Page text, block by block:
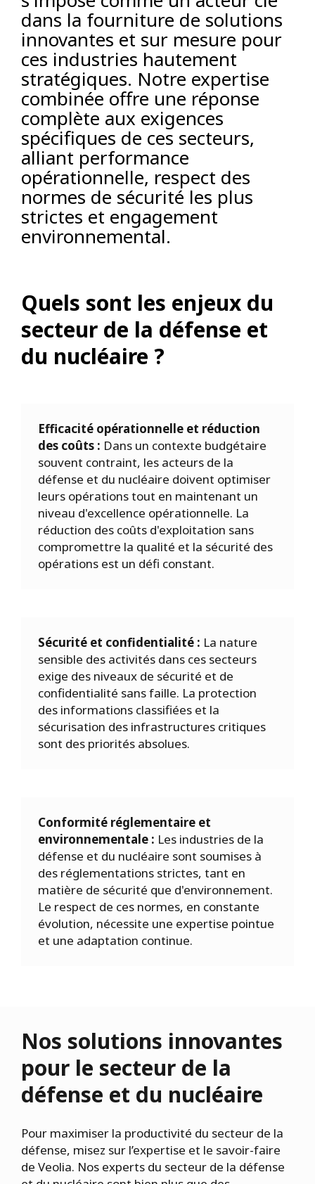
dans la fourniture de solutions
innovantes et sur mesure pour
ces industries hautement
stratégiques. Notre expertise
combinée offre une réponse
complète aux exigences
spécifiques de ces secteurs,
alliant performance
opérationnelle, respect des
normes de sécurité les plus
strictes et engagement
environnemental.
Quels sont les enjeux du
secteur de la défense et
du nucléaire ?
Efficacité opérationnelle et réduction
des coûts : Dans un contexte budgétaire
souvent contraint, les acteurs de la
défense et du nucléaire doivent optimiser
leurs opérations tout en maintenant un
niveau d'excellence opérationnelle. La
réduction des coûts d'exploitation sans
compromettre la qualité et la sécurité des
opérations est un défi constant.
Sécurité et confidentialité : La nature
sensible des activités dans ces secteurs
exige des niveaux de sécurité et de
confidentialité sans faille. La protection
des informations classifiées et la
sécurisation des infrastructures critiques
sont des priorités absolues.
Conformité réglementaire et
environnementale : Les industries de la
défense et du nucléaire sont soumises à
des réglementations strictes, tant en
matière de sécurité que d'environnement.
Le respect de ces normes, en constante
évolution, nécessite une expertise pointue
et une adaptation continue.
Nos solutions innovantes
pour le secteur de la
défense et du nucléaire
Pour maximiser la productivité du secteur de la
défense, misez sur l’expertise et le savoir-faire
de Veolia. Nos experts du secteur de la défense